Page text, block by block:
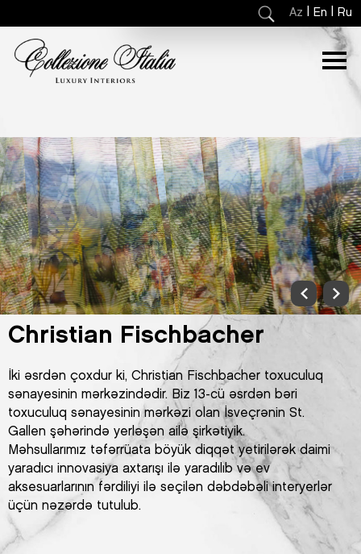
Az En Ru
Christian Fischbacher
İki əsrdən çoxdur ki, Christian Fischbacher toxuculuq
sənayesinin mərkəzindədir. Biz 13-cü əsrdən bəri
toxuculuq sənayesinin mərkəzi olan İsveçrənin St.
Gallen şəhərində yerləşən ailə şirkətiyik.
Məhsullarımız təfərrüata böyük diqqət yetirilərək daimi
yaradıcı innovasiya axtarışı ilə yaradılıb və ev
aksesuarlarının fərdiliyi ilə seçilən dəbdəbəli interyerlər
üçün nəzərdə tutulub.